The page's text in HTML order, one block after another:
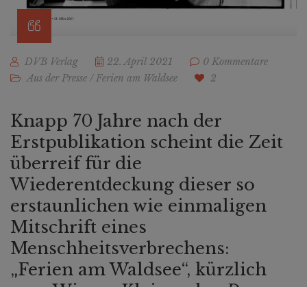
DVB Verlag 22. April 2021
0 Kommentare
Aus der Presse /Ferien am Waldsee 2
Knapp 70 Jahre nach der
Erstpublikation scheint die Zeit
überreif für die
Wiederentdeckung dieser so
erstaunlichen wie einmaligen
Mitschrift eines
Menschheitsverbrechens:
„Ferien am Waldsee“, kürzlich